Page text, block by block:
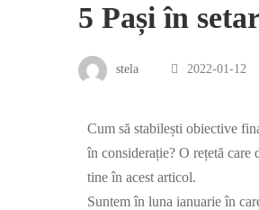
5 Pași în
stela 2022-01-12
Cum să stabilești obiective
în considerație? O rețetă care
tine în acest articol.
Suntem în luna ianuarie în